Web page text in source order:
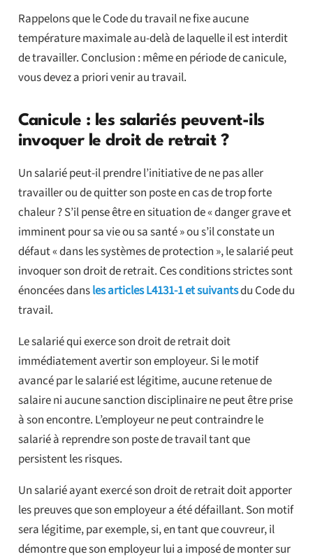
Rappelons que le Code du travail ne fixe aucune
température maximale au-delà de laquelle il est interdit
de travailler. Conclusion : même en période de canicule,
vous devez a priori venir au travail.
Canicule : les salariés peuvent-ils
invoquer le droit de retrait ?
Un salarié peut-il prendre l’initiative de ne pas aller
travailler ou de quitter son poste en cas de trop forte
chaleur ? S’il pense être en situation de « danger grave et
imminent pour sa vie ou sa santé » ou s’il constate un
défaut « dans les systèmes de protection », le salarié peut
invoquer son droit de retrait. Ces conditions strictes sont
énoncées dansles articles L4131-1 et suivantsdu Code du
travail.
Le salarié qui exerce son droit de retrait doit
immédiatement avertir son employeur. Si le motif
avancé par le salarié est légitime, aucune retenue de
salaire ni aucune sanction disciplinaire ne peut être prise
à son encontre. L’employeur ne peut contraindre le
salarié à reprendre son poste de travail tant que
persistent les risques.
Un salarié ayant exercé son droit de retrait doit apporter
les preuves que son employeur a été défaillant. Son motif
sera légitime, par exemple, si, en tant que couvreur, il
démontre que son employeur lui a imposé de monter sur